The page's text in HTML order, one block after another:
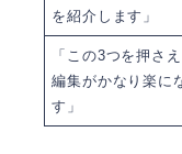
を紹介します」
「この3つを押さえ
編集がかなり楽に
す」